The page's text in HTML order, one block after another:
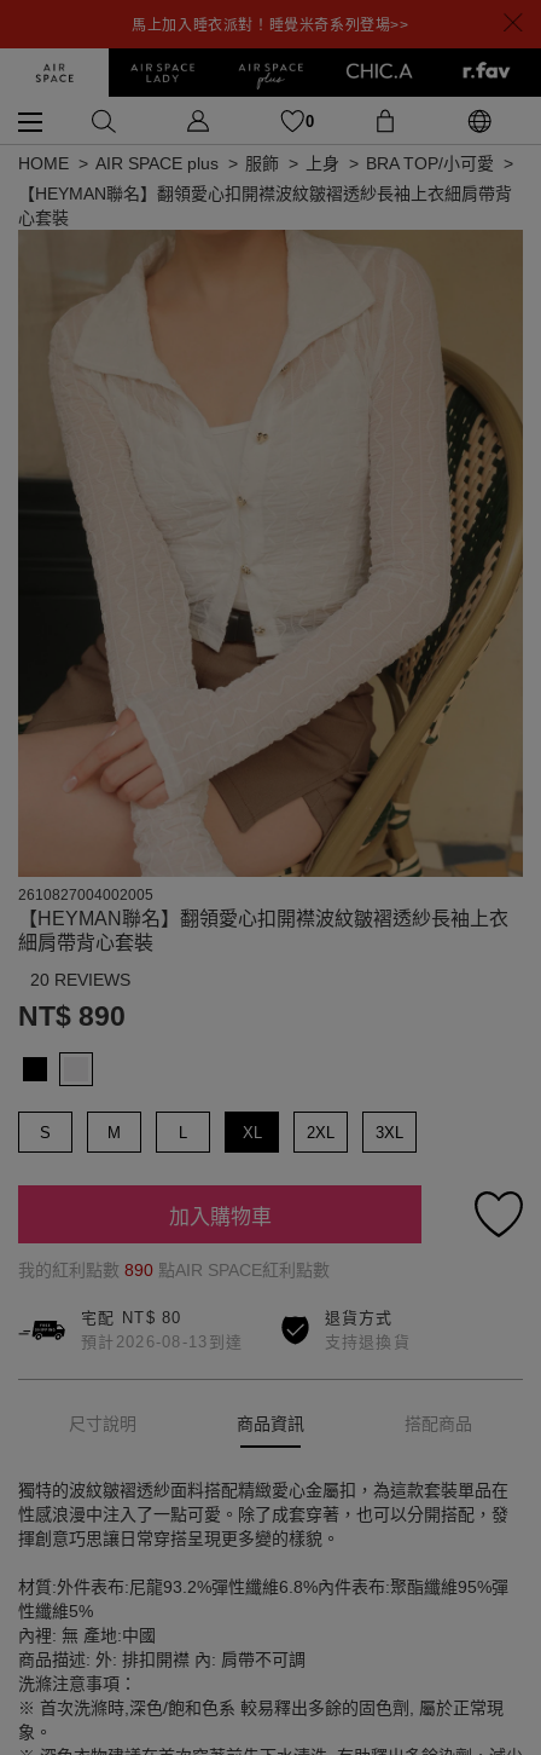
馬上加入睡衣派對！睡覺米奇系列登場>>
0
HOME AIR SPACE plus 服飾 上身
BRA TOP/小可愛
【HEYMAN聯名】翻領愛心扣開襟波紋皺褶透紗長袖上衣細肩帶背
心套裝
2610827004002005
【HEYMAN聯名】翻領愛心扣開襟波紋皺褶透紗長袖上衣
細肩帶背心套裝
20 REVIEWS
NT$ 890
S M L XL 2XL 3XL
加入購物車
我的紅利點數 890 點AIR SPACE紅利點數
宅配 NT$ 80
預計2026-08-13到達
退貨方式
支持退換貨
尺寸說明 商品資訊 搭配商品
獨特的波紋皺褶透紗面料搭配精緻愛心金屬扣，為這款套裝單品在
性感浪漫中注入了一點可愛。除了成套穿著，也可以分開搭配，發
揮創意巧思讓日常穿搭呈現更多變的樣貌。
材質:外件表布:尼龍93.2%彈性纖維6.8%內件表布:聚酯纖維95%彈
性纖維5%
內裡: 無 產地:中國
商品描述: 外: 排扣開襟 內: 肩帶不可調
洗滌注意事項：
※ 首次洗滌時,深色/飽和色系 較易釋出多餘的固色劑, 屬於正常現
象。